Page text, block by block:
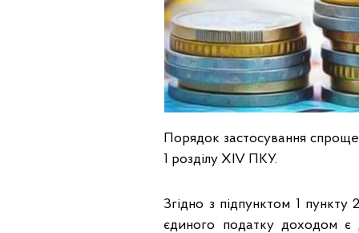
Порядок застосування
1 розділу XIV ПКУ.
Згідно з підпунктом 1 пункту
єдиного податку доходом є